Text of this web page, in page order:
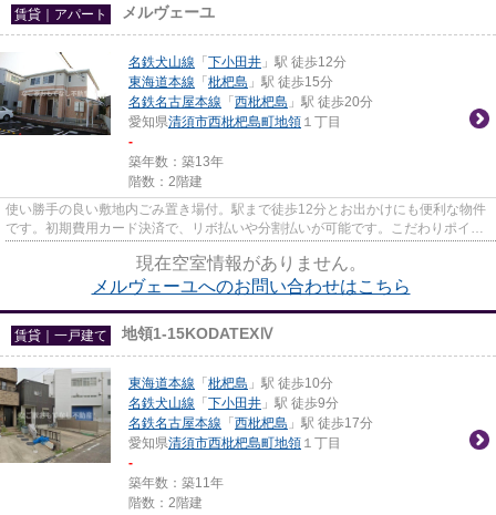
賃貸｜アパート メルヴェーユ
名鉄犬山線 「 下小田井 」駅 徒歩12分
東海道本線 「 枇杷島 」駅 徒歩15分
名鉄名古屋本線 「 西枇杷島 」駅 徒歩20分
愛知県清須市西枇杷島町地領 １丁目
-
築年数：築13年
階数：2階建
使い勝手の良い敷地内ごみ置き場付。駅まで徒歩12分とお出かけにも便利な物件
です。初期費用カード決済で、リボ払いや分割払いが可能です。こだわりポイン
現在空室情報がありません。
メルヴェーユへのお問い合わせはこちら
賃貸｜一戸建て 地領1-15KODATEXⅣ
東海道本線 「 枇杷島 」駅 徒歩10分
名鉄犬山線 「 下小田井 」駅 徒歩9分
名鉄名古屋本線 「 西枇杷島 」駅 徒歩17分
愛知県清須市西枇杷島町地領 １丁目
-
築年数：築11年
階数：2階建